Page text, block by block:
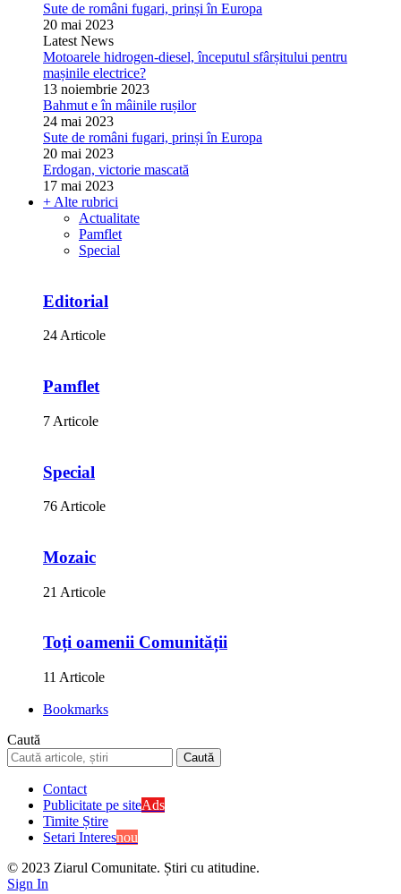
Sute de români fugari, prinși în Europa
20 mai 2023
Latest News
Motoarele hidrogen-diesel, începutul sfârșitului pentru
mașinile electrice?
13 noiembrie 2023
Bahmut e în mâinile rușilor
24 mai 2023
Sute de români fugari, prinși în Europa
20 mai 2023
Erdogan, victorie mascată
17 mai 2023
+ Alte rubrici
Actualitate
Pamflet
Special
Editorial
24 Articole
Pamflet
7 Articole
Special
76 Articole
Mozaic
21 Articole
Toți oamenii Comunității
11 Articole
Bookmarks
Caută
Contact
Publicitate pe siteAds
Timite Știre
Setari Interesnou
© 2023 Ziarul Comunitate. Știri cu atitudine.
Sign In